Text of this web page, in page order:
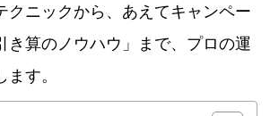
クニックから、あえてキャンペー
き算のノウハウ」まで、プロの運
す。